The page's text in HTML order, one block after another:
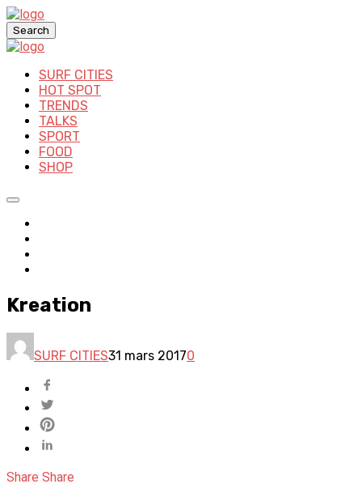
Search
SURF CITIES
HOT SPOT
TRENDS
TALKS
SPORT
FOOD
SHOP
Kreation
SURF CITIES31 mars 20170
Share Share